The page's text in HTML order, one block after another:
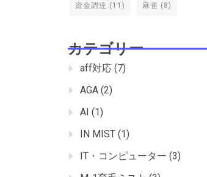
資金調達 (11) 麻雀 (8)
カテゴリー
aff対応 (7)
AGA (2)
AI (1)
IN MIST (1)
IT・コンピューター (3)